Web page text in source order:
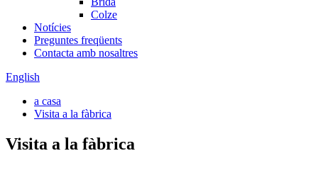
Colze
Notícies
Preguntes freqüents
Contacta amb nosaltres
English
a casa
Visita a la fàbrica
Visita a la fàbrica